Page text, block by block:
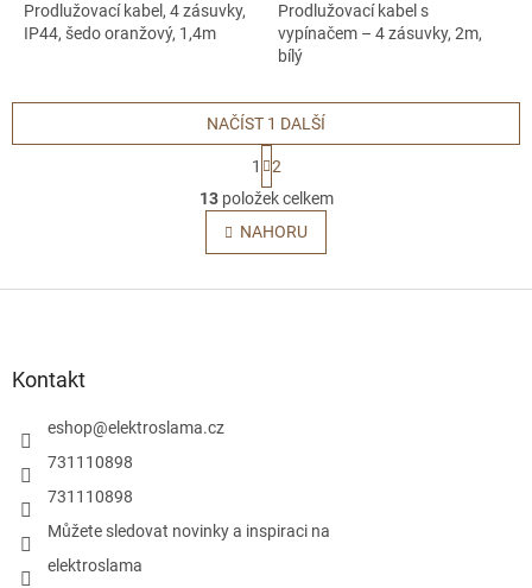
Prodlužovací kabel, 4 zásuvky,
IP44, šedo oranžový, 1,4m
Prodlužovací kabel s
vypínačem – 4 zásuvky, 2m,
bílý
O
v
l
á
p
NAČÍST 1 DALŠÍ
t
r
á
n
k
v
1
2
13položek celkem
NAHORU
Kontakt
eshop@elektroslama.cz
731110898
731110898
Můžete sledovat novinky a inspiraci na
elektroslama